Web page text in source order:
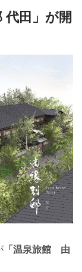
代田」が開
「温泉旅館 由